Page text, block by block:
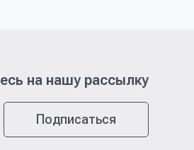
на нашу рассылку
Подписаться